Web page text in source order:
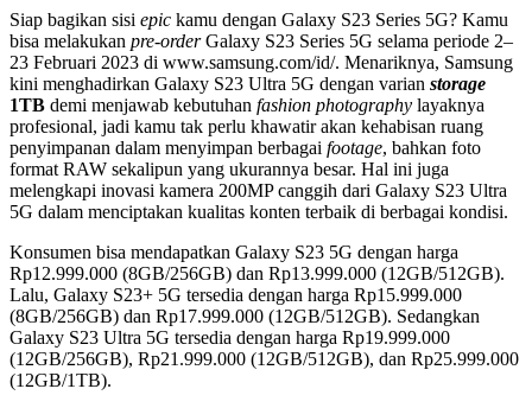
Siap bagikan sisi epic kamu dengan Galaxy S23 Series 5G? Kamu
bisa melakukan pre-orderGalaxy S23 Series 5G selama periode 2–
23 Februari 2023 di www.samsung.com/id/. Menariknya, Samsung
kini menghadirkan Galaxy S23 Ultra 5G dengan varian storage
1TB demi menjawab kebutuhan fashion photography layaknya
profesional, jadi kamu tak perlu khawatir akan kehabisan ruang
penyimpanan dalam menyimpan berbagai footage, bahkan foto
format RAW sekalipun yang ukurannya besar. Hal ini juga
melengkapi inovasi kamera 200MP canggih dari Galaxy S23 Ultra
5G dalam menciptakan kualitas konten terbaik di berbagai kondisi.
Konsumen bisa mendapatkan Galaxy S23 5G dengan harga
Rp12.999.000 (8GB/256GB) dan Rp13.999.000 (12GB/512GB).
Lalu, Galaxy S23+ 5G tersedia dengan harga Rp15.999.000
(8GB/256GB) dan Rp17.999.000 (12GB/512GB). Sedangkan
Galaxy S23 Ultra 5G tersedia dengan harga Rp19.999.000
(12GB/256GB), Rp21.999.000 (12GB/512GB), dan Rp25.999.000
(12GB/1TB).